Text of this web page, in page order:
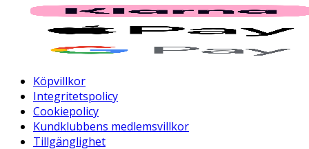
Köpvillkor
Integritetspolicy
Cookiepolicy
Kundklubbens medlemsvillkor
Tillgänglighet